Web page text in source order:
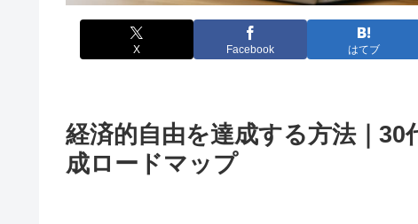
X Facebook はてブ
経済的自由を達成する方法｜
成ロードマップ